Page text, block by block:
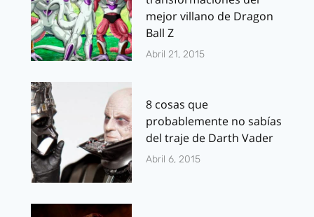
mejor villano de Dragon
Ball Z
Abril 21, 2015
8 cosas que
probablemente no sabías
del traje de Darth Vader
Abril 6, 2015